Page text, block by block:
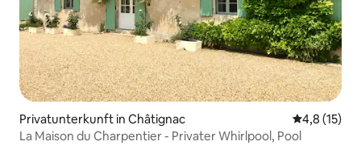
Privatunterkunft in Châtignac
4,8 (15)
La Maison du Charpentier - Privater Whirlpool, Pool